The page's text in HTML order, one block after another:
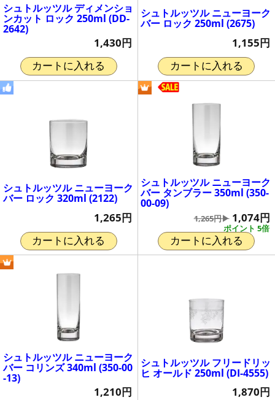
シュトルッツル ディメンショ
ンカット ロック 250ml (DD-
2642)
1,430円
カートに入れる
シュトルッツル ニューヨーク
バー ロック 250ml (2675)
1,155円
カートに入れる
シュトルッツル ニューヨーク
バー ロック 320ml (2122)
1,265円
カートに入れる
シュトルッツル ニューヨーク
バー タンブラー 350ml (350-
00-09)
ポイント 5倍
1,265円▶ 1,074円
カートに入れる
シュトルッツル ニューヨーク
バー コリンズ 340ml (350-00
-13)
1,210円
シュトルッツル フリードリッ
ヒ オールド 250ml (DI-4555)
1,870円